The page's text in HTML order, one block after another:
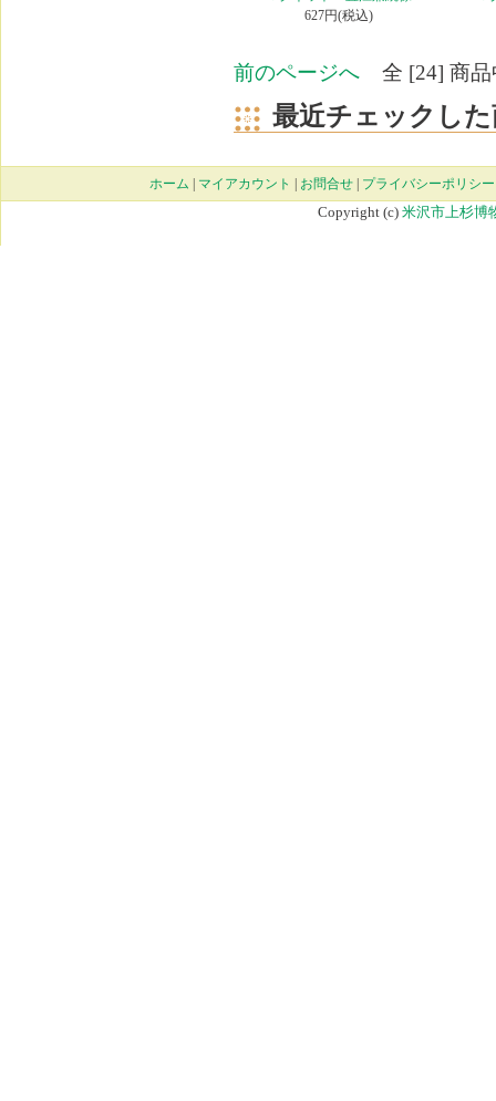
627円(税込)
前のページへ 全 [24] 商品
最近チェックし
ホーム マイアカウント お問合せ プライバシーポリシー
Copyright (c) 米沢市上杉博